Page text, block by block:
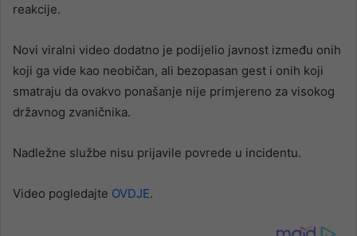
reakcije.
Novi viralni video dodatno je podijelio javnost između onih
koji ga vide kao neobičan, ali bezopasan gest i onih koji
smatraju da ovakvo ponašanje nije primjereno za visokog
državnog zvaničnika.
Nadležne službe nisu prijavile povrede u incidentu.
Video pogledajte OVDJE.